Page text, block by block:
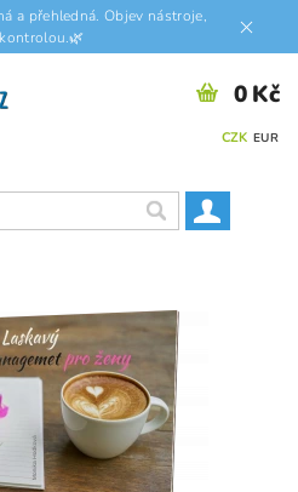
a přehledná. Objev nástroje,
CZK EUR
0 Kč